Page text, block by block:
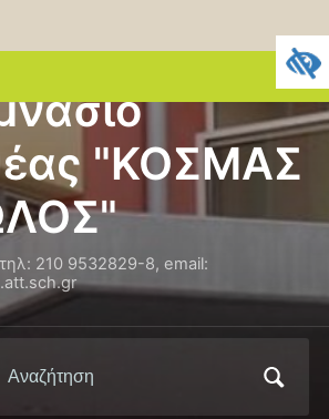
"ΚΟΣΜΑΣ
210 9532829-8, email:
για: